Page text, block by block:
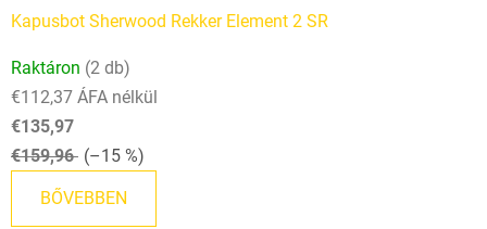
Kapusbot Sherwood Rekker Element 2 SR
Raktáron (2 db)
€112,37 ÁFA nélkül
€135,97
€159,96 (–15 %)
BŐVEBBEN